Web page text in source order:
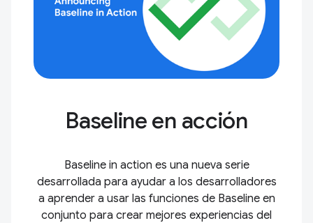
Baseline en acción
Baseline in action es una nueva serie
desarrollada para ayudar a los desarrolladores
a aprender a usar las funciones de Baseline en
conjunto para crear mejores experiencias del